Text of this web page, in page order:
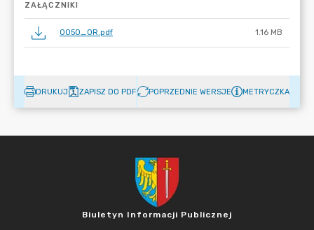
ZAŁĄCZNIKI
0050_OR.pdf 1.16 MB
DRUKUJ ZAPISZ DO PDF POPRZEDNIE WERSJE METRYCZKA
Biuletyn Informacji Publicznej